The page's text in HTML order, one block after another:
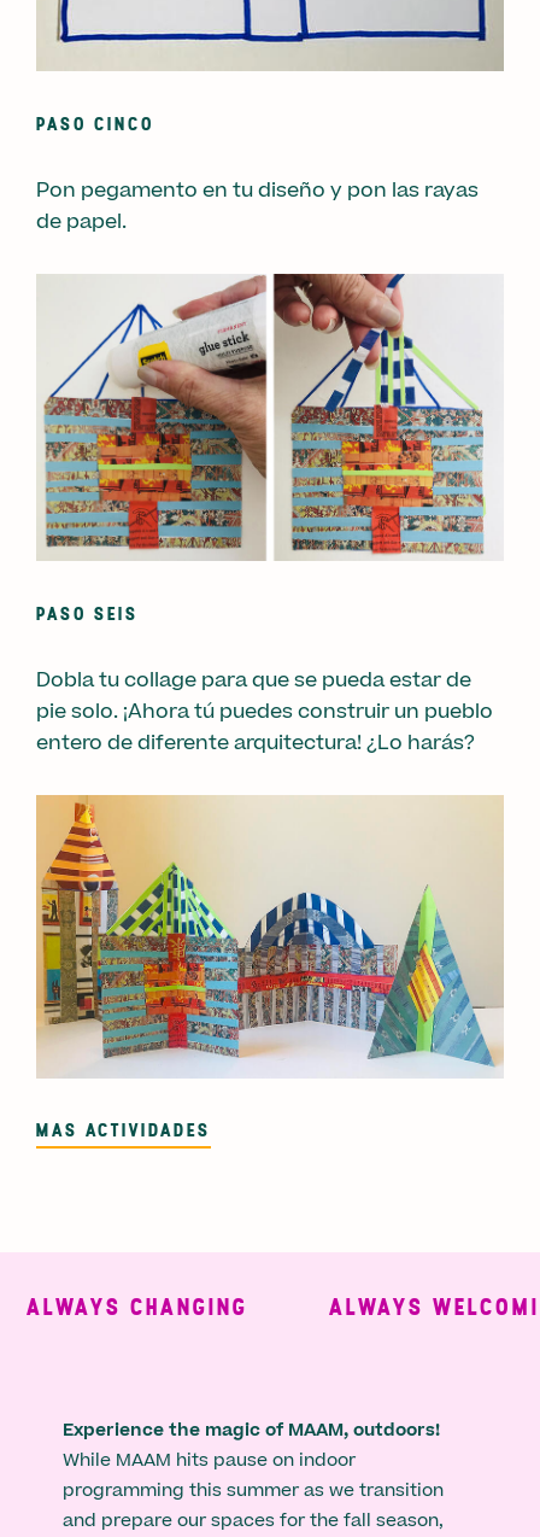
PASO CINCO
Pon pegamento en tu diseño y pon las rayas
de papel.
PASO SEIS
Dobla tu collage para que se pueda estar de
pie solo. ¡Ahora tú puedes construir un pueblo
entero de diferente arquitectura! ¿Lo harás?
MAS ACTIVIDADES
CHANGING ALWAYS WELCOMING
Experience the magic of MAAM, outdoors!
While MAAM hits pause on indoor
programming this summer as we transition
and prepare our spaces for the fall season,